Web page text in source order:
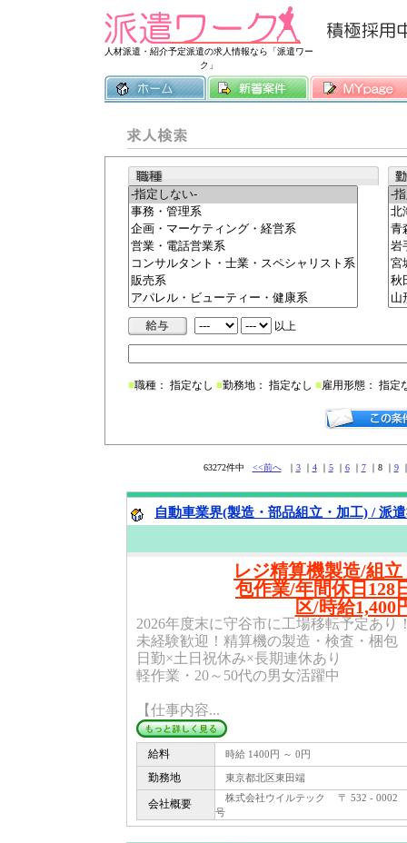
人材派遣・紹介予定派遣の求人情報なら「派遣ワー
ク」
常時3500件以
以上
■職種： 指定なし ■勤務地： 指定なし ■雇用形態： 指定
63272件中 <<前へ｜ 3｜ 4｜ 5｜ 6｜ 7｜8 ｜ 9
自動車業界(製造・部品組立・加工) / 派
レジ精算機製造/組
包作業/年間休日128
区/時給1,400
2026年度末に守谷市に工場移転予定あり
未経験歓迎！精算機の製造・検査・梱包
日勤×土日祝休み×長期連休あり
軽作業・20～50代の男女活躍中
【仕事内容...
給料 時給 1400円 ～ 0円
勤務地 東京都北区東田端
会社概要
株式会社ウイルテック 〒 532 - 0002
号